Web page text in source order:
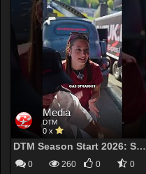
Media
DTM
0 x
DTM Season Start 2026: Spectacular Opener at the Red Bull Ring
0 260 0 0